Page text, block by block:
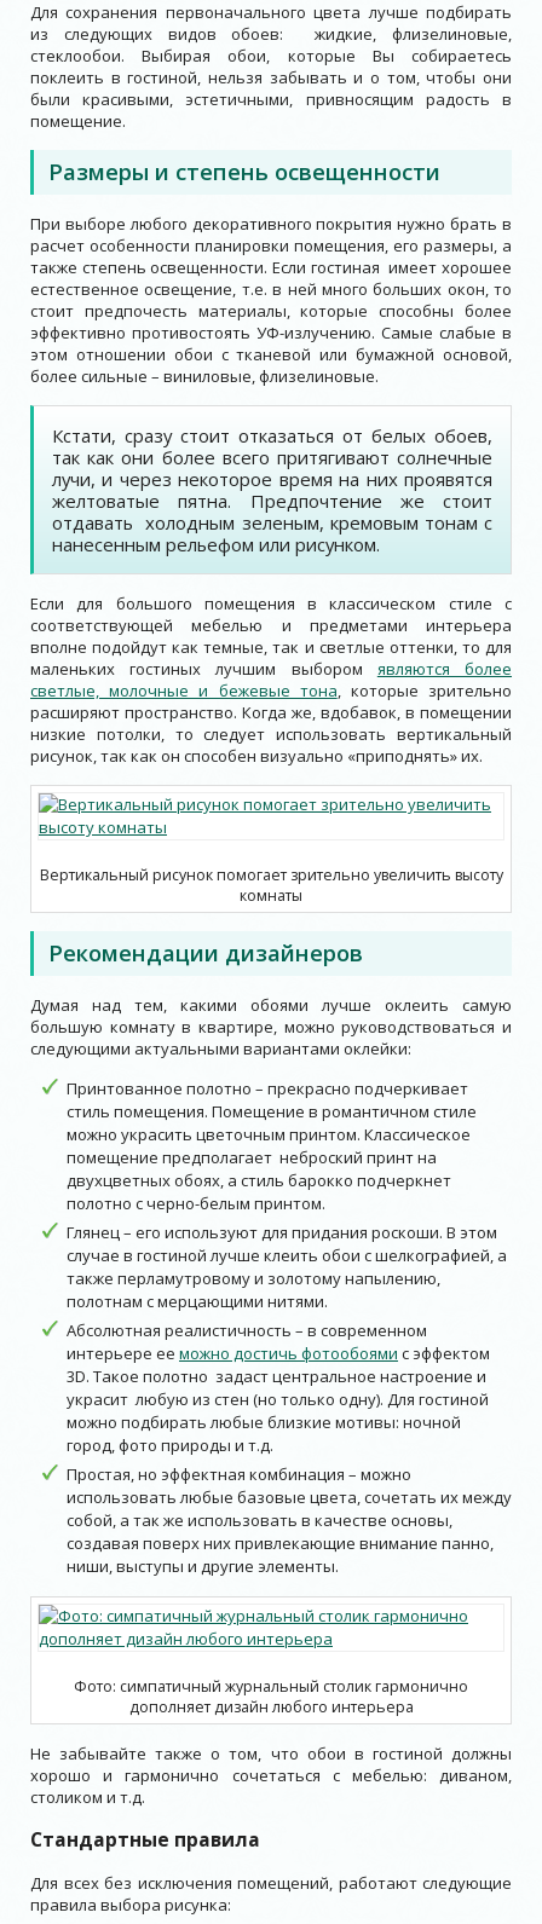
Для сохранения первоначального цвета лучше подбирать
из следующих видов обоев: жидкие, флизелиновые,
стеклообои. Выбирая обои, которые Вы собираетесь
поклеить в гостиной, нельзя забывать и о том, чтобы они
были красивыми, эстетичными, привносящим радость в
помещение.
Размеры и степень освещенности
При выборе любого декоративного покрытия нужно брать в
расчет особенности планировки помещения, его размеры, а
также степень освещенности. Если гостиная имеет хорошее
естественное освещение, т.е. в ней много больших окон, то
стоит предпочесть материалы, которые способны более
эффективно противостоять УФ-излучению. Самые слабые в
этом отношении обои с тканевой или бумажной основой,
более сильные – виниловые, флизелиновые.
Кстати, сразу стоит отказаться от белых обоев,
так как они более всего притягивают солнечные
лучи, и через некоторое время на них проявятся
желтоватые пятна. Предпочтение же стоит
отдавать холодным зеленым, кремовым тонам с
нанесенным рельефом или рисунком.
Если для большого помещения в классическом стиле с
соответствующей мебелью и предметами интерьера
вполне подойдут как темные, так и светлые оттенки, то для
маленьких гостиных лучшим выбором являются более
светлые, молочные и бежевые тона, которые зрительно
расширяют пространство. Когда же, вдобавок, в помещении
низкие потолки, то следует использовать вертикальный
рисунок, так как он способен визуально «приподнять» их.
Вертикальный рисунок помогает зрительно увеличить высоту
комнаты
Рекомендации дизайнеров
Думая над тем, какими обоями лучше оклеить самую
большую комнату в квартире, можно руководствоваться и
следующими актуальными вариантами оклейки:
Принтованное полотно – прекрасно подчеркивает
стиль помещения. Помещение в романтичном стиле
можно украсить цветочным принтом. Классическое
помещение предполагает неброский принт на
двухцветных обоях, а стиль барокко подчеркнет
полотно с черно-белым принтом.
Глянец – его используют для придания роскоши. В этом
случае в гостиной лучше клеить обои с шелкографией, а
также перламутровому и золотому напылению,
полотнам с мерцающими нитями.
Абсолютная реалистичность – в современном
интерьере ее можно достичь фотообоями с эффектом
3D. Такое полотно задаст центральное настроение и
украсит любую из стен (но только одну). Для гостиной
можно подбирать любые близкие мотивы: ночной
город, фото природы и т.д.
Простая, но эффектная комбинация – можно
использовать любые базовые цвета, сочетать их между
собой, а так же использовать в качестве основы,
создавая поверх них привлекающие внимание панно,
ниши, выступы и другие элементы.
Фото: симпатичный журнальный столик гармонично
дополняет дизайн любого интерьера
Не забывайте также о том, что обои в гостиной должны
хорошо и гармонично сочетаться с мебелью: диваном,
столиком и т.д.
Стандартные правила
Для всех без исключения помещений, работают следующие
правила выбора рисунка: